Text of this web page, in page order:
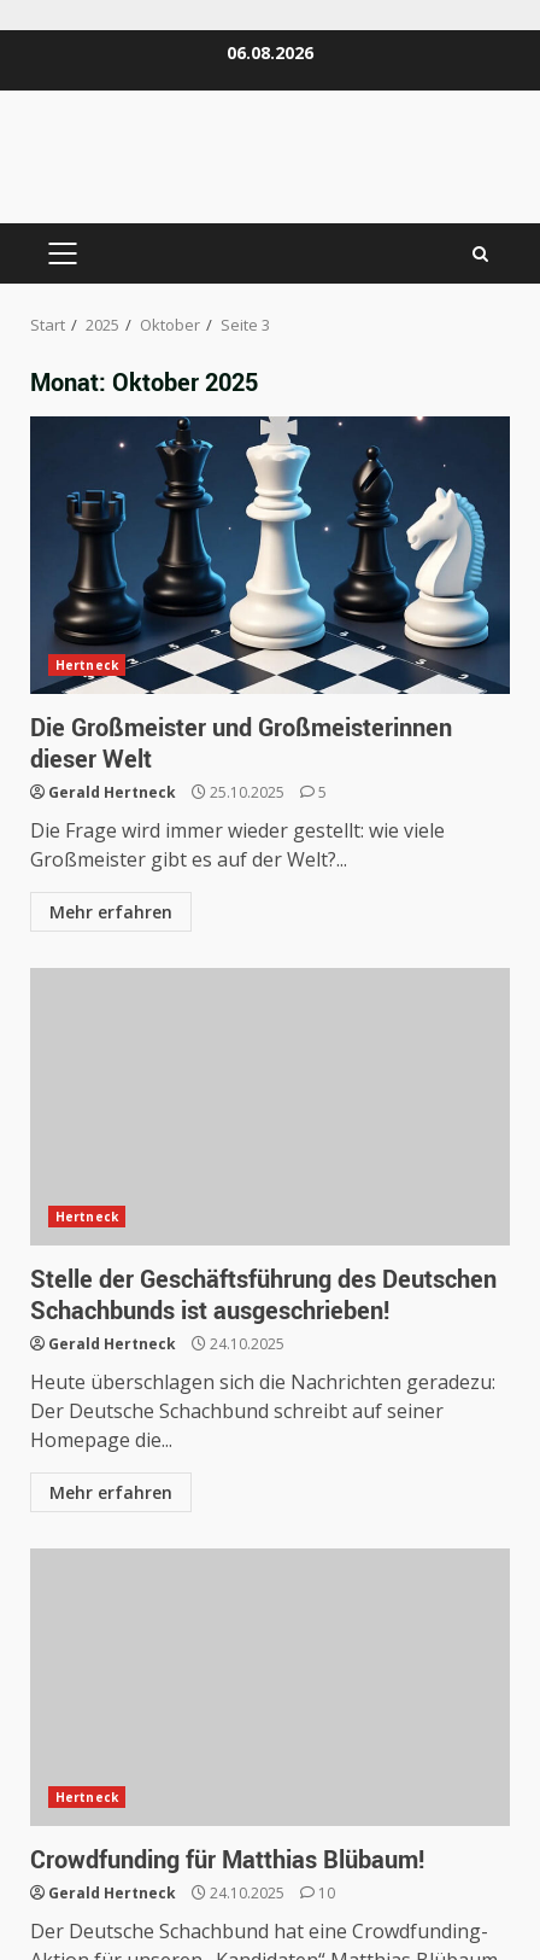
06.08.2026
PRIMÄRES
Start 2025 Oktober Seite 3
Monat: Oktober 2025
Hertneck
Die Großmeister und Großmeisterinnen
dieser Welt
Gerald Hertneck 25.10.2025 5
Die Frage wird immer wieder gestellt: wie viele
Großmeister gibt es auf der Welt?...
Mehr erfahren
Hertneck
Stelle der Geschäftsführung des Deutschen
Schachbunds ist ausgeschrieben!
Gerald Hertneck 24.10.2025
Heute überschlagen sich die Nachrichten geradezu:
Der Deutsche Schachbund schreibt auf seiner
Homepage die...
Mehr erfahren
Hertneck
Crowdfunding für Matthias Blübaum!
Gerald Hertneck 24.10.2025 10
Der Deutsche Schachbund hat eine Crowdfunding-